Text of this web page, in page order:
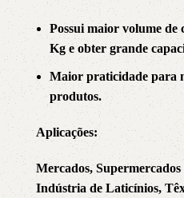
Possui maior volume
Kg e obter grande
Maior praticidade para
produtos.
Aplicações:
Mercados,
Indústria de Laticínios,